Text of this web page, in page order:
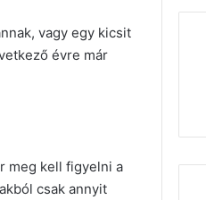
vagy egy kicsit
évre már
meg kell figyelni a
csak annyit